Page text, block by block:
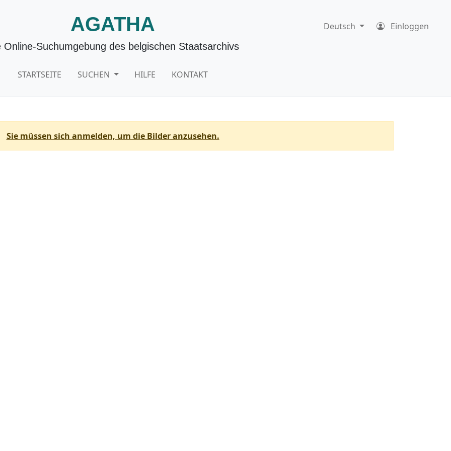
AGATHA
Online-Suchumgebung des belgischen Staatsarchivs
STARTSEITE SUCHEN HILFE KONTAKT
Deutsch Einloggen
Sie müssen sich anmelden, um die Bilder anzusehen.